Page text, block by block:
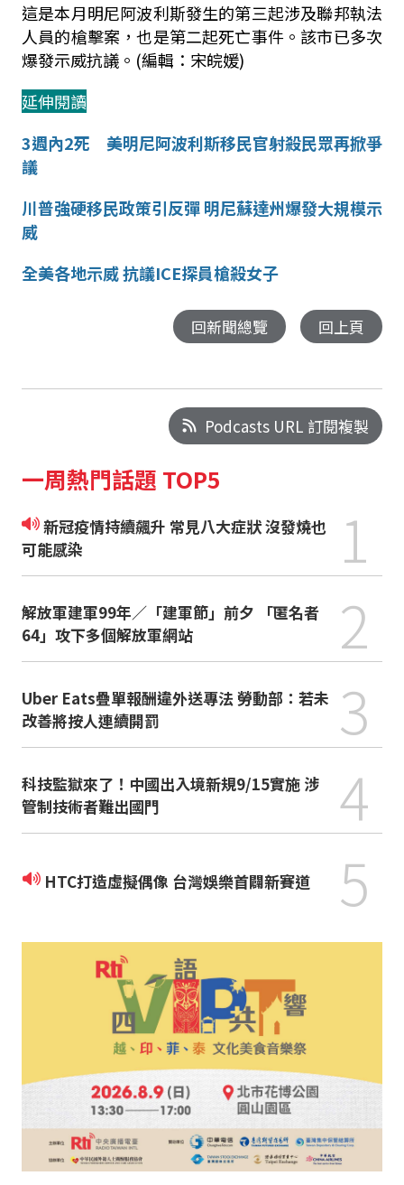
這是本月明尼阿波利斯發生的第三起涉及聯邦執法
人員的槍擊案，也是第二起死亡事件。該市已多次
爆發示威抗議。(編輯：宋皖媛)
延伸閱讀
3週內2死 美明尼阿波利斯移民官射殺民眾再掀爭
議
川普強硬移民政策引反彈 明尼蘇達州爆發大規模示
威
全美各地示威 抗議ICE探員槍殺女子
回新聞總覽 回上頁
Podcasts URL 訂閱複製
一周熱門話題 TOP5
新冠疫情持續飆升 常見八大症狀 沒發燒也
可能感染
1
解放軍建軍99年／「建軍節」前夕 「匿名者
64」攻下多個解放軍網站
2
Uber Eats疊單報酬違外送專法 勞動部：若未
改善將按人連續開罰
3
科技監獄來了！中國出入境新規9/15實施 涉
管制技術者難出國門
4
HTC打造虛擬偶像 台灣娛樂首闢新賽道 5